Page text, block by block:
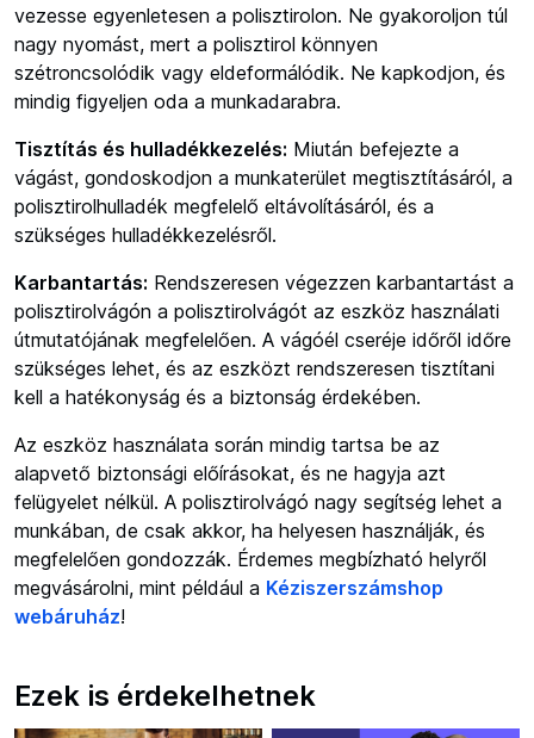
vezesse egyenletesen a polisztirolon. Ne gyakoroljon túl
nagy nyomást, mert a polisztirol könnyen
szétroncsolódik vagy eldeformálódik. Ne kapkodjon, és
mindig figyeljen oda a munkadarabra.
Tisztítás és hulladékkezelés: Miután befejezte a
vágást, gondoskodjon a munkaterület megtisztításáról, a
polisztirolhulladék megfelelő eltávolításáról, és a
szükséges hulladékkezelésről.
Karbantartás: Rendszeresen végezzen karbantartást a
polisztirolvágón a polisztirolvágót az eszköz használati
útmutatójának megfelelően. A vágóél cseréje időről időre
szükséges lehet, és az eszközt rendszeresen tisztítani
kell a hatékonyság és a biztonság érdekében.
Az eszköz használata során mindig tartsa be az
alapvető biztonsági előírásokat, és ne hagyja azt
felügyelet nélkül. A polisztirolvágó nagy segítség lehet a
munkában, de csak akkor, ha helyesen használják, és
megfelelően gondozzák. Érdemes megbízható helyről
megvásárolni, mint például a Kéziszerszámshop
webáruház!
Ezek is érdekelhetnek